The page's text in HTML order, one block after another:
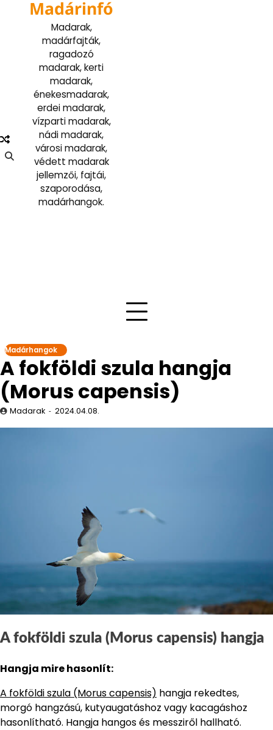
Madárinfó
Madarak,
madárfajták,
ragadozó
madarak, kerti
madarak,
énekesmadarak,
erdei madarak,
vízparti madarak,
nádi madarak,
városi madarak,
védett madarak
jellemzői, fajtái,
szaporodása,
madárhangok.
Madárhangok
A fokföldi szula hangja
(Morus capensis)
Madarak 2024.04.08.
A fokföldi szula (Morus capensis) hangja
Hangja mire hasonlít:
A fokföldi szula (Morus capensis) hangja rekedtes,
morgó hangzású, kutyaugatáshoz vagy kacagáshoz
hasonlítható. Hangja hangos és messziről hallható.